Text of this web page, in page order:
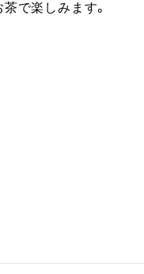
で楽しみます。